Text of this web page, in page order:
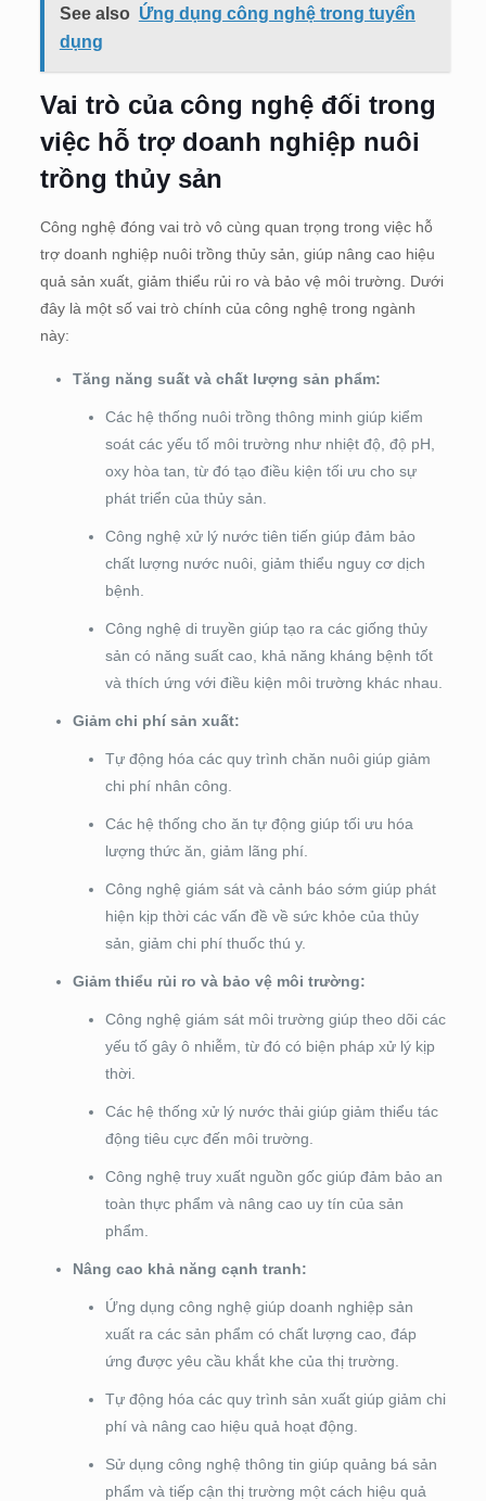
See also Ứng dụng công nghệ trong tuyển
dụng
Vai trò của công nghệ đối trong
việc hỗ trợ doanh nghiệp nuôi
trồng thủy sản
Công nghệ đóng vai trò vô cùng quan trọng trong việc hỗ
trợ doanh nghiệp nuôi trồng thủy sản, giúp nâng cao hiệu
quả sản xuất, giảm thiểu rủi ro và bảo vệ môi trường. Dưới
đây là một số vai trò chính của công nghệ trong ngành
này:
Tăng năng suất và chất lượng sản phẩm:
Các hệ thống nuôi trồng thông minh giúp kiểm
soát các yếu tố môi trường như nhiệt độ, độ pH,
oxy hòa tan, từ đó tạo điều kiện tối ưu cho sự
phát triển của thủy sản.
Công nghệ xử lý nước tiên tiến giúp đảm bảo
chất lượng nước nuôi, giảm thiểu nguy cơ dịch
bệnh.
Công nghệ di truyền giúp tạo ra các giống thủy
sản có năng suất cao, khả năng kháng bệnh tốt
và thích ứng với điều kiện môi trường khác nhau.
Giảm chi phí sản xuất:
Tự động hóa các quy trình chăn nuôi giúp giảm
chi phí nhân công.
Các hệ thống cho ăn tự động giúp tối ưu hóa
lượng thức ăn, giảm lãng phí.
Công nghệ giám sát và cảnh báo sớm giúp phát
hiện kịp thời các vấn đề về sức khỏe của thủy
sản, giảm chi phí thuốc thú y.
Giảm thiểu rủi ro và bảo vệ môi trường:
Công nghệ giám sát môi trường giúp theo dõi các
yếu tố gây ô nhiễm, từ đó có biện pháp xử lý kịp
thời.
Các hệ thống xử lý nước thải giúp giảm thiểu tác
động tiêu cực đến môi trường.
Công nghệ truy xuất nguồn gốc giúp đảm bảo an
toàn thực phẩm và nâng cao uy tín của sản
phẩm.
Nâng cao khả năng cạnh tranh:
Ứng dụng công nghệ giúp doanh nghiệp sản
xuất ra các sản phẩm có chất lượng cao, đáp
ứng được yêu cầu khắt khe của thị trường.
Tự động hóa các quy trình sản xuất giúp giảm chi
phí và nâng cao hiệu quả hoạt động.
Sử dụng công nghệ thông tin giúp quảng bá sản
phẩm và tiếp cận thị trường một cách hiệu quả